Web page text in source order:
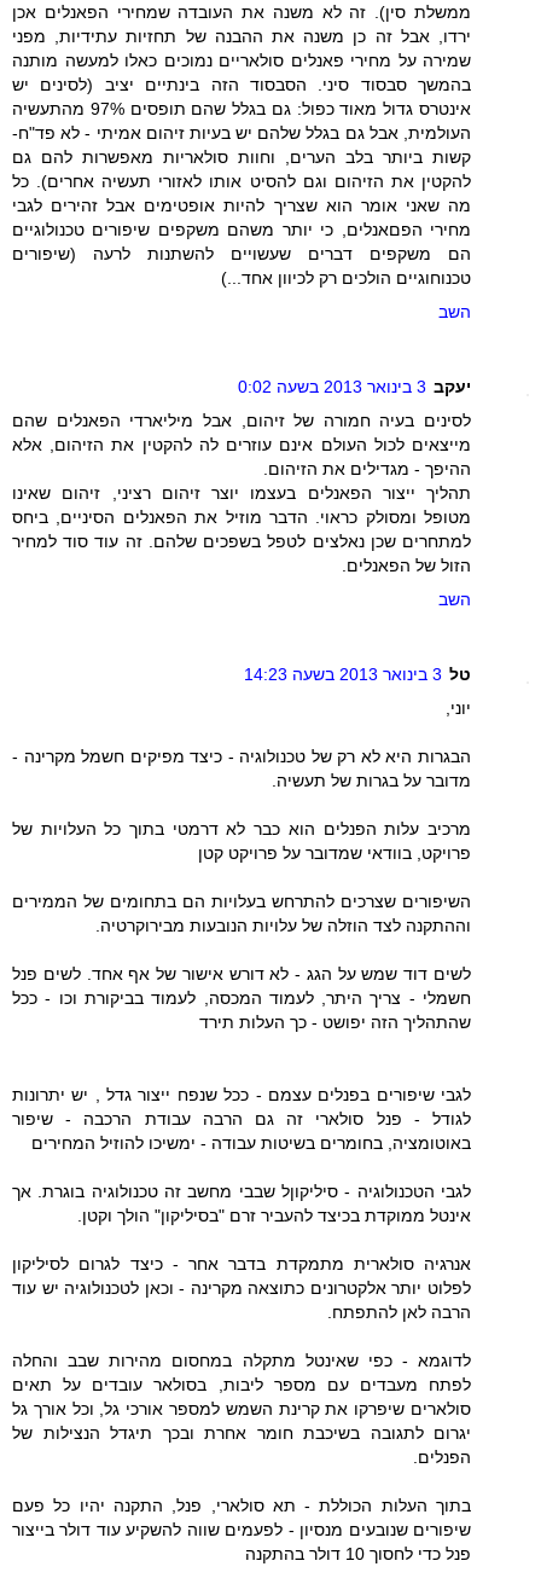
ממשלת סין). זה לא משנה את העובדה שמחירי הפאנלים אכן
ירדו, אבל זה כן משנה את ההבנה של תחזיות עתידיות, מפני
שמירה על מחירי פאנלים סולאריים נמוכים כאלו למעשה מותנה
בהמשך סבסוד סיני. הסבסוד הזה בינתיים יציב (לסינים יש
אינטרס גדול מאוד כפול: גם בגלל שהם תופסים 97% מהתעשיה
העולמית, אבל גם בגלל שלהם יש בעיות זיהום אמיתי - לא פד"ח-
קשות ביותר בלב הערים, וחוות סולאריות מאפשרות להם גם
להקטין את הזיהום וגם להסיט אותו לאזורי תעשיה אחרים). כל
מה שאני אומר הוא שצריך להיות אופטימים אבל זהירים לגבי
מחירי הפםאנלים, כי יותר משהם משקפים שיפורים טכנולוגיים
הם משקפים דברים שעשויים להשתנות לרעה (שיפורים
טכנוחוגיים הולכים רק לכיוון אחד...)
השב
יעקב 3 בינואר 2013 בשעה 0:02
לסינים בעיה חמורה של זיהום, אבל מיליארדי הפאנלים שהם
מייצאים לכול העולם אינם עוזרים לה להקטין את הזיהום, אלא
ההיפך - מגדילים את הזיהום.
תהליך ייצור הפאנלים בעצמו יוצר זיהום רציני, זיהום שאינו
מטופל ומסולק כראוי. הדבר מוזיל את הפאנלים הסיניים, ביחס
למתחרים שכן נאלצים לטפל בשפכים שלהם. זה עוד סוד למחיר
הזול של הפאנלים.
השב
טל 3 בינואר 2013 בשעה 14:23
יוני,
הבגרות היא לא רק של טכנולוגיה - כיצד מפיקים חשמל מקרינה -
מדובר על בגרות של תעשיה.
מרכיב עלות הפנלים הוא כבר לא דרמטי בתוך כל העלויות של
פרויקט, בוודאי שמדובר על פרויקט קטן
השיפורים שצרכים להתרחש בעלויות הם בתחומים של הממירים
וההתקנה לצד הוזלה של עלויות הנובעות מבירוקרטיה.
לשים דוד שמש על הגג - לא דורש אישור של אף אחד. לשים פנל
חשמלי - צריך היתר, לעמוד המכסה, לעמוד בביקורת וכו - ככל
שהתהליך הזה יפושט - כך העלות תירד
לגבי שיפורים בפנלים עצמם - ככל שנפח ייצור גדל , יש יתרונות
לגודל - פנל סולארי זה גם הרבה עבודת הרכבה - שיפור
באוטומציה, בחומרים בשיטות עבודה - ימשיכו להוזיל המחירים
לגבי הטכנולוגיה - סיליקוןל שבבי מחשב זה טכנולוגיה בוגרת. אך
אינטל ממוקדת בכיצד להעביר זרם "בסיליקון" הולך וקטן.
אנרגיה סולארית מתמקדת בדבר אחר - כיצד לגרום לסיליקון
לפלוט יותר אלקטרונים כתוצאה מקרינה - וכאן לטכנולוגיה יש עוד
הרבה לאן להתפתח.
לדוגמא - כפי שאינטל מתקלה במחסום מהירות שבב והחלה
לפתח מעבדים עם מספר ליבות, בסולאר עובדים על תאים
סולארים שיפרקו את קרינת השמש למספר אורכי גל, וכל אורך גל
יגרום לתגובה בשיכבת חומר אחרת ובכך תיגדל הנצילות של
הפנלים.
בתוך העלות הכוללת - תא סולארי, פנל, התקנה יהיו כל פעם
שיפורים שנובעים מנסיון - לפעמים שווה להשקיע עוד דולר בייצור
פנל כדי לחסוך 10 דולר בהתקנה